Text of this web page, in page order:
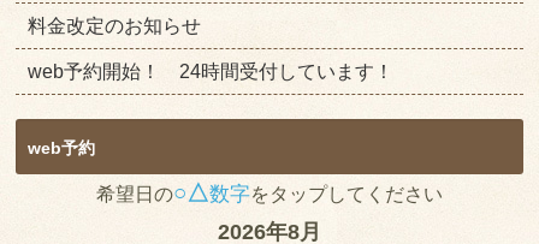
料金改定のお知らせ
web予約開始！ 24時間受付しています！
web予約
希望日の○△数字をタップしてください
2026年8月